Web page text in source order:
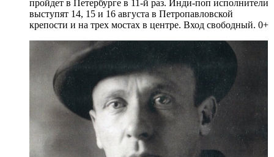
пройдет в Петербурге в 11-й раз. Инди-поп исполнители
выступят 14, 15 и 16 августа в Петропавловской
крепости и на трех мостах в центре. Вход свободный. 0+